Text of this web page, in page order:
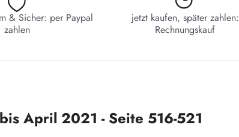
& Sicher: per Paypal
zahlen
jetzt kaufen, später zahlen:
Rechnungskauf
April 2021 - Seite 516-521